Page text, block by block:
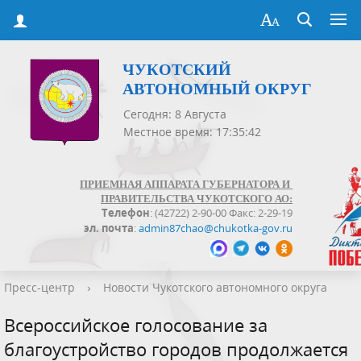
ЧУКОТСКИЙ
АВТОНОМНЫЙ ОКРУГ
Сегодня: 8 Августа
Местное время: 17:35:42
ПРИЕМНАЯ АППАРАТА ГУБЕРНАТОРА И
ПРАВИТЕЛЬСТВА ЧУКОТСКОГО АО:
Телефон: (42722) 2-90-00 Факс: 2-29-19
эл. почта:admin87chao@chukotka-gov.ru
Пресс-центр › Новости Чукотского автономного округа
Всероссийское голосование за
благоустройство городов продолжается